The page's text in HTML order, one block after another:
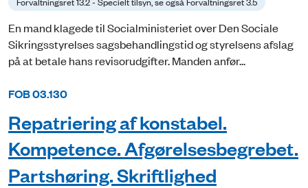
En mand klagede til Socialministeriet over Den Sociale
Sikringsstyrelses sagsbehandlingstid og styrelsens afslag
på at betale hans revisorudgifter. Manden anfør...
FOB 03.130
Repatriering af konstabel.
Kompetence. Afgørelsesbegrebet.
Partshøring. Skriftlighed